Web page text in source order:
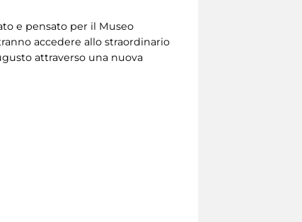
e pensato per il Museo
accedere allo straordinario
attraverso una nuova